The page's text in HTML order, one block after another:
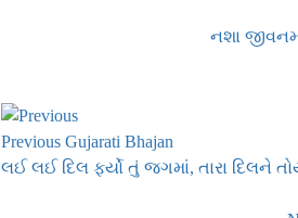
નશા
Previous Gujarati Bhajan
લઈ લઈ દિલ ફર્યો તું જગમાં, તારા દિલને